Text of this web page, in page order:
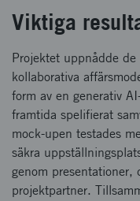
Viktiga
Projektet uppnådde
kollaborativa
form av en generativ
framtida spelifierat
mock-upen testades
säkra
genom presentationer,
projektpartner.